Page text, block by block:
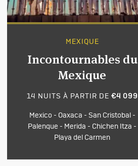
MEXIQUE
Incontournables du
Mexique
14 NUITS À PARTIR DE €4 099
Mexico - Oaxaca - San Cristobal -
Palenque - Merida - Chichen Itza -
Playa del Carmen